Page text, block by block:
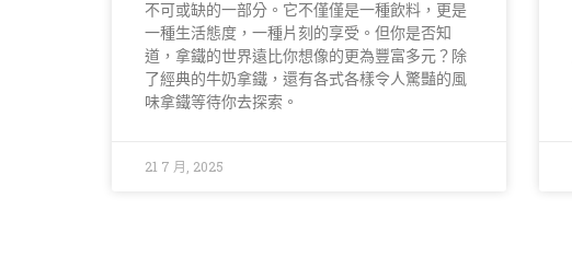
不可或缺的一部分。它不僅僅是一種飲料，更是
一種生活態度，一種片刻的享受。但你是否知
道，拿鐵的世界遠比你想像的更為豐富多元？除
了經典的牛奶拿鐵，還有各式各樣令人驚豔的風
味拿鐵等待你去探索。
21 7 月, 2025